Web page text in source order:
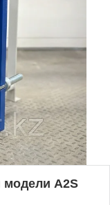
модели A2S